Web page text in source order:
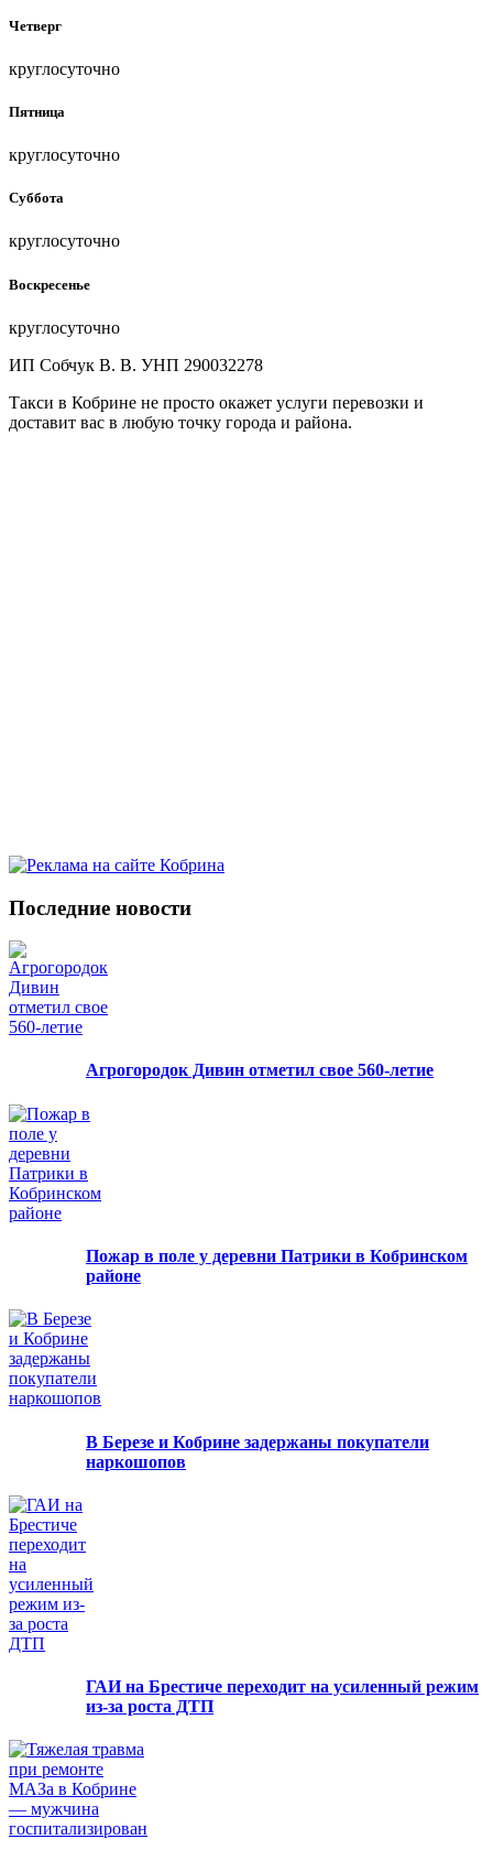
Четверг
круглосуточно
Пятница
круглосуточно
Суббота
круглосуточно
Воскресенье
круглосуточно
ИП Собчук В. В. УНП 290032278
Такси в Кобрине не просто окажет услуги перевозки и
доставит вас в любую точку города и района.
Последние новости
Агрогородок Дивин отметил свое 560-летие
Пожар в поле у деревни Патрики в Кобринском
районе
В Березе и Кобрине задержаны покупатели
наркошопов
ГАИ на Брестиче переходит на усиленный режим
из-за роста ДТП